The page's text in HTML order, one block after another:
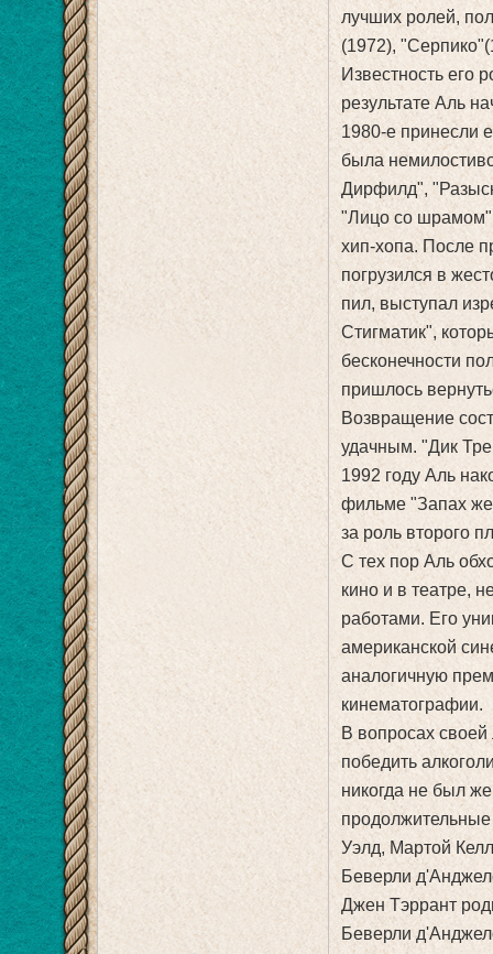
лучших ролей,
(1972),
Известность его
результате Аль
1980-е принесли
была
Дирфилд",
"Лицо со шрамом",
хип-хопа. После
погрузился в
пил, выступал
Стигматик",
бесконечности
пришлось
Возвращение
удачным. "Дик
1992 году Аль
фильме "Запах
за роль второго
С тех пор Аль
кино и в театре,
работами. Его
американской
аналогичную
кинематографии.
В вопросах
победить
никогда не был
Уэлд, Мартой
Беверли
Джен Тэррант
Беверли